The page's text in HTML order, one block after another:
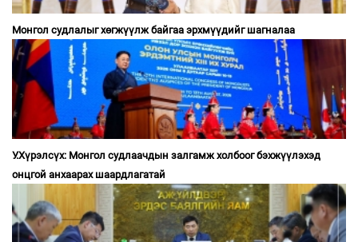
Монгол судлалыг хөгжүүлж байгаа эрхмүүдийг шагналаа
У.Хүрэлсүх: Монгол судлаачдын залгамж холбоог бэхжүүлэхэд
онцгой анхаарах шаардлагатай